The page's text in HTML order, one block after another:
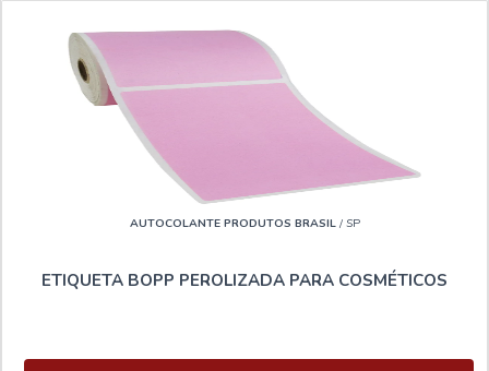
AUTOCOLANTE PRODUTOS BRASIL/ SP
ETIQUETA BOPP PEROLIZADA PARA COSMÉTICOS